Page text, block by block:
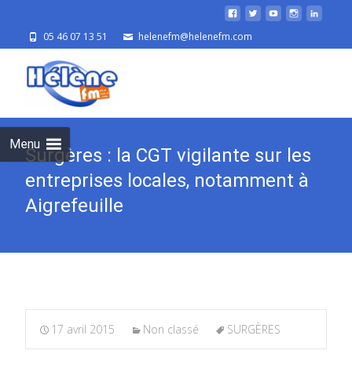
05 46 07 13 51 helenefm@helenefm.com
Menu
Surgères : la CGT vigilante sur les
entreprises locales, notamment à
Aigrefeuille
17 avril 2015 Non classé SURGÈRES